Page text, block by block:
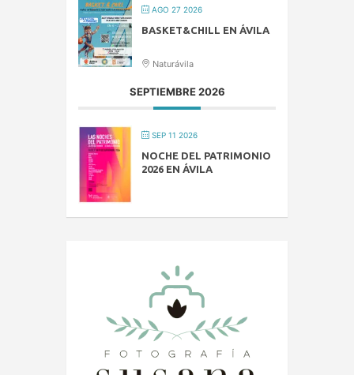
AGO 27 2026
BASKET&CHILL EN ÁVILA
Naturávila
SEPTIEMBRE 2026
SEP 11 2026
NOCHE DEL PATRIMONIO
2026 EN ÁVILA